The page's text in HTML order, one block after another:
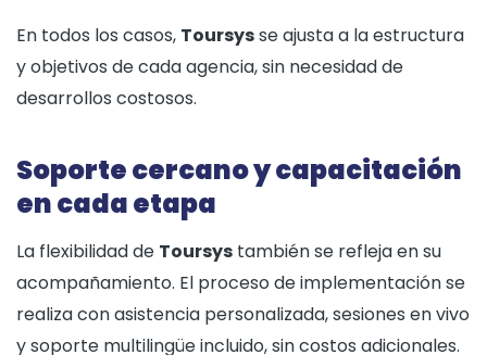
En todos los casos, Toursysse ajusta a la estructura
y objetivos de cada agencia, sin necesidad de
desarrollos costosos.
Soporte cercano y capacitación
en cada etapa
La flexibilidad de Toursys también se refleja en su
acompañamiento. El proceso de implementación se
realiza con asistencia personalizada, sesiones en vivo
y soporte multilingüe incluido, sin costos adicionales.